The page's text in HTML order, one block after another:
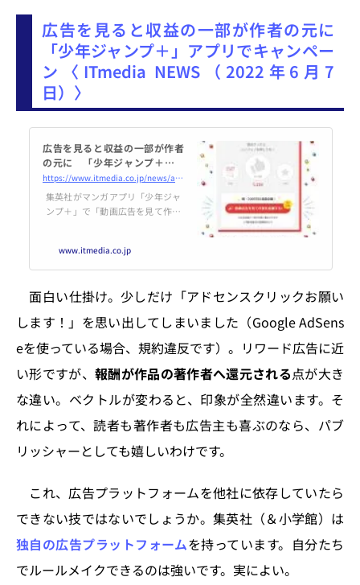
広告を見ると収益の一部が作者の元に
「少年ジャンプ＋」アプリでキャンペー
ン〈ITmedia NEWS（2022年6月7
日）〉
広告を見ると収益の一部が作者
の元に 「少年ジャンプ＋」ア
プリでキャンペーン
https://www.itmedia.co.jp/news/articles/2206/07/news124.html
集英社がマンガアプリ「少年ジャ
ンプ＋」で「動画広告を見て作者
Mが見られる」「まんまと広告を
見るようになった」との反応が
www.itmedia.co.jp
面白い仕掛け。少しだけ「アドセンスクリックお願い
します！」を思い出してしまいました（Google AdSens
eを使っている場合、規約違反です）。リワード広告に近
い形ですが、 報酬が作品の著作者へ還元される点が大き
な違い。ベクトルが変わると、印象が全然違います。そ
れによって、読者も著作者も広告主も喜ぶのなら、パブ
リッシャーとしても嬉しいわけです。
これ、広告プラットフォームを他社に依存していたら
できない技ではないでしょうか。集英社（＆小学館）は
独自の広告プラットフォームを持っています。自分たち
でルールメイクできるのは強いです。実によい。